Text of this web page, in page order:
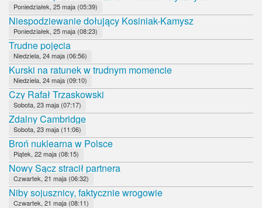
Poniedziałek, 25 maja (05:39)
Niespodziewanie dołujący Kosiniak-Kamysz
Poniedziałek, 25 maja (08:23)
Trudne pojęcia
Niedziela, 24 maja (06:56)
Kurski na ratunek w trudnym momencie
Niedziela, 24 maja (09:10)
Czy Rafał Trzaskowski
Sobota, 23 maja (07:17)
Zdalny Cambridge
Sobota, 23 maja (11:06)
Broń nuklearna w Polsce
Piątek, 22 maja (08:15)
Nowy Sącz stracił partnera
Czwartek, 21 maja (06:32)
Niby sojusznicy, faktycznie wrogowie
Czwartek, 21 maja (08:11)